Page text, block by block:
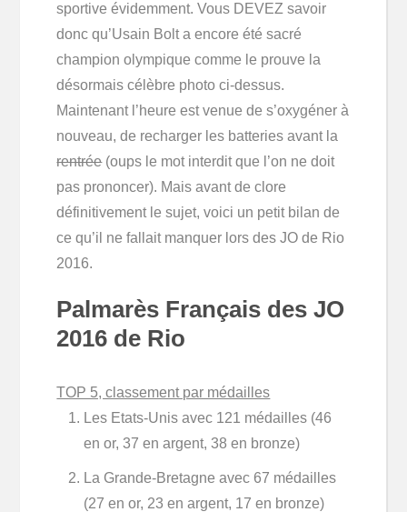
sportive évidemment. Vous DEVEZ savoir
donc qu’Usain Bolt a encore été sacré
champion olympique comme le prouve la
désormais célèbre photo ci-dessus.
Maintenant l’heure est venue de s’oxygéner à
nouveau, de recharger les batteries avant la
rentrée(oups le mot interdit que l’on ne doit
pas prononcer). Mais avant de clore
définitivement le sujet, voici un petit bilan de
ce qu’il ne fallait manquer lors des JO de Rio
2016.
Palmarès Français des JO
2016 de Rio
TOP 5, classement par médailles
Les Etats-Unis avec 121 médailles (46
en or, 37 en argent, 38 en bronze)
La Grande-Bretagne avec 67 médailles
(27 en or, 23 en argent, 17 en bronze)